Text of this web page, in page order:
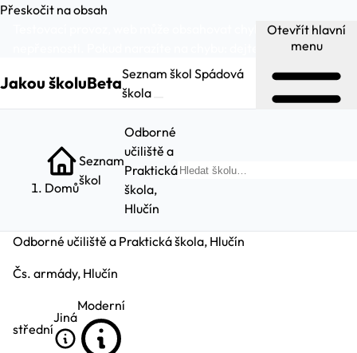
Přeskočit na obsah
Testovací provoz, web může obsahovat chyby a
dejte nám vědět.
Jakou školuBetaSeznam škol Spádová
škola
Otevřít hlavní
menu
Domů
Seznam
škol
Odborné
učiliště a
Praktická
škola,
Hlučín
Odborné učiliště a Praktická škola, Hlučín
Čs. armády, Hlučín
střední
Jiná
Moderní